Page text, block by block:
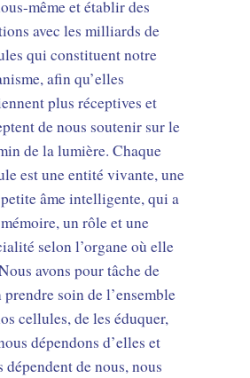
même et établir des
avec les milliards de
qui constituent notre
afin qu’elles
plus réceptives et
de nous soutenir sur le
de la lumière. Chaque
est une entité vivante, une
âme intelligente, qui a
un rôle et une
selon l’organe où elle
avons pour tâche de
prendre soin de l’ensemble
cellules, de les éduquer,
dépendons d’elles et
dépendent de nous, nous